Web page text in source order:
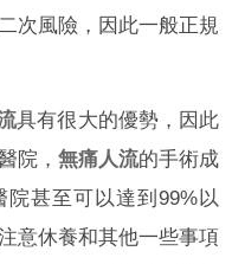
次風險，因此一般正規
具有很大的優勢，因此
院， 無痛人流的手術成
甚至可以達到99%以
意休養和其他一些事項